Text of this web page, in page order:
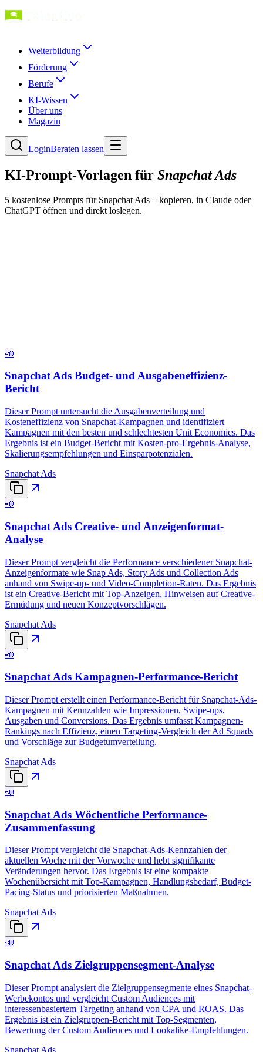
Weiterbildung
Förderung
Berufe
KI-Wissen
Über uns
Magazin
LoginBeraten lassen
KI-Prompt-Vorlagen für Snapchat Ads
5 kostenlose Prompts für Snapchat Ads – kopieren, in Claude oder
ChatGPT öffnen und direkt loslegen.
📣
Snapchat Ads Budget- und Ausgabeneffizienz-
Bericht
Dieser Prompt untersucht die Ausgabenverteilung und
Kosteneffizienz von Snapchat-Kampagnen und identifiziert
Kampagnen mit den besten und schlechtesten Unit Economics. Das
Ergebnis ist ein Budget-Bericht mit Kosten-pro-Ergebnis-Analyse,
Skalierungsempfehlungen und Einsparpotenzialen.
Snapchat Ads
📣
Snapchat Ads Creative- und Anzeigenformat-
Analyse
Dieser Prompt vergleicht die Performance verschiedener Snapchat-
Anzeigenformate wie Snap Ads, Story Ads und Collection Ads
anhand von Swipe-up- und Video-Completion-Raten. Das Ergebnis
ist ein Creative-Bericht mit Top-Anzeigen, Hinweisen auf Creative-
Ermüdung und neuen Konzeptvorschlägen.
Snapchat Ads
📣
Snapchat Ads Kampagnen-Performance-Bericht
Dieser Prompt erstellt einen Performance-Bericht für Snapchat-Ads-
Kampagnen mit Kennzahlen wie Impressionen, Swipe-ups,
Ausgaben und Conversions. Das Ergebnis umfasst Kampagnen-
Rankings nach Effizienz, einen Targeting-Vergleich der Ad Squads
und Vorschläge zur Budgetumverteilung.
Snapchat Ads
📣
Snapchat Ads Wöchentliche Performance-
Zusammenfassung
Dieser Prompt vergleicht die Snapchat-Ads-Kennzahlen der
aktuellen Woche mit der Vorwoche und hebt signifikante
Veränderungen hervor. Das Ergebnis ist eine kompakte
Wochenübersicht mit Top-Kampagnen, Handlungsbedarf, Budget-
Pacing-Status und priorisierten Maßnahmen.
Snapchat Ads
📣
Snapchat Ads Zielgruppensegment-Analyse
Dieser Prompt analysiert die Zielgruppensegmente eines Snapchat-
Werbekontos und vergleicht Custom Audiences mit
interessenbasiertem Targeting anhand von CPA und ROAS. Das
Ergebnis ist ein Zielgruppen-Bericht mit Top-Segmenten,
Bewertung der Custom Audiences und Lookalike-Empfehlungen.
Snapchat Ads